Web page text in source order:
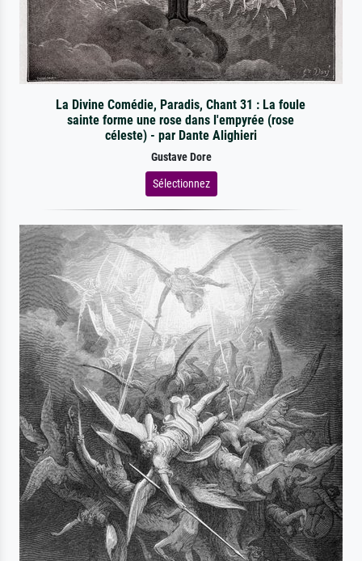
La Divine Comédie, Paradis, Chant 31 : La foule
sainte forme une rose dans l'empyrée (rose
céleste) - par Dante Alighieri
Gustave Dore
Sélectionnez